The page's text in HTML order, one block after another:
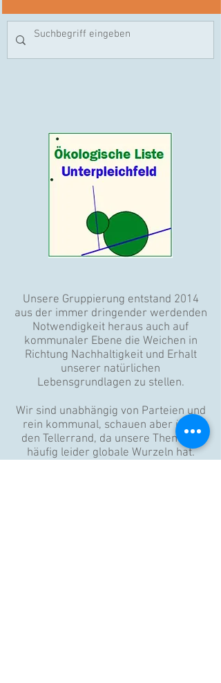
Unsere Gruppierung entstand 2014
aus der immer dringender werdenden
Notwendigkeit heraus auch auf
kommunaler Ebene die Weichen in
Richtung Nachhaltigkeit und Erhalt
unserer natürlichen
Lebensgrundlagen zu stellen.
Wir sind unabhängig von Parteien und
rein kommunal, schauen aber über
den Tellerrand, da unsere Thematik
häufig leider globale Wurzeln hat.